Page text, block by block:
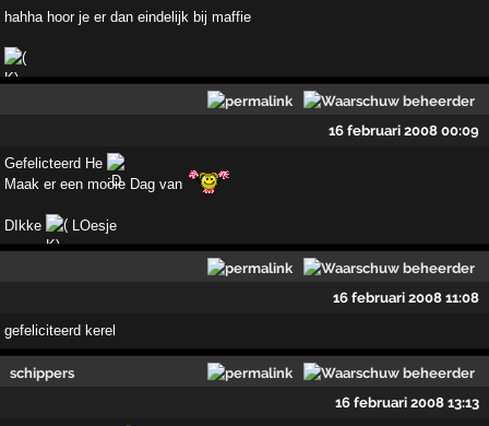
hahha hoor je er dan eindelijk bij maffie
16 februari 2008 00:09
Gefelicteerd He
Maak er een mooie Dag van
DIkke LOesje
16 februari 2008 11:08
gefeliciteerd kerel
schippers
16 februari 2008 13:13